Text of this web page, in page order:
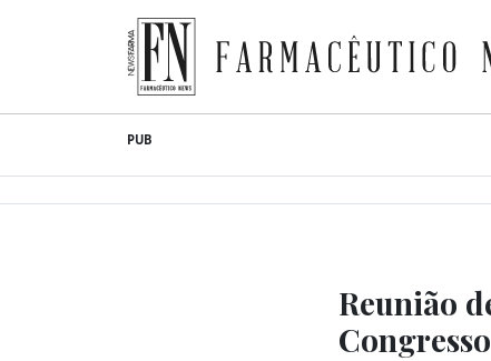
content
Farmacêutico News
PUB
Reunião